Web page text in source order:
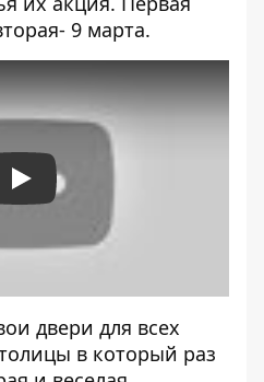
- 9 марта.
Play
двери для всех
в который раз